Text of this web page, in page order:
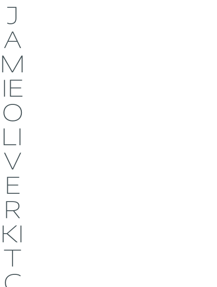
J
A
M
IE
O
LI
V
E
R
KI
T